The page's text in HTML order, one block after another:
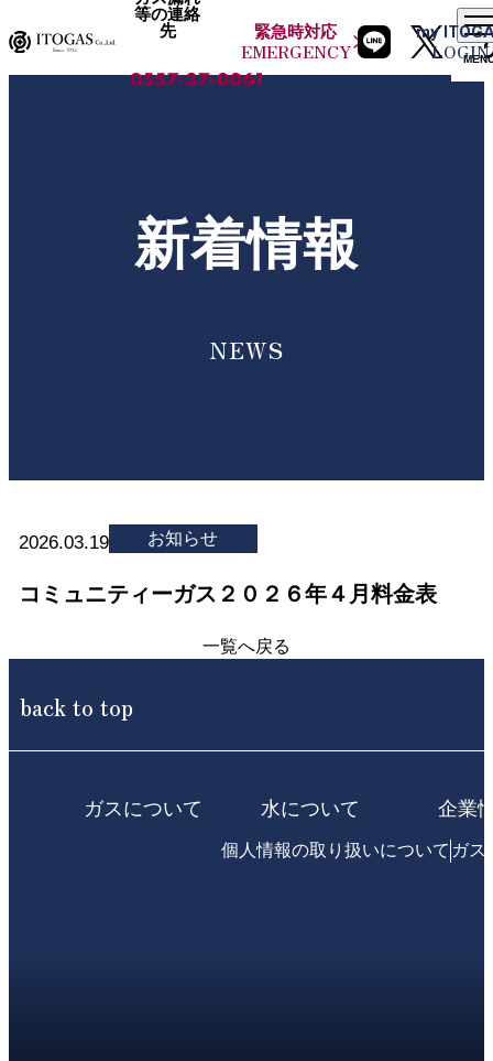
等の連絡
先
緊急時対応
EMERGENCY
my
LOGIN
新着情報
NEWS
2026.03.19 お知らせ
コミュニティーガス２０２６年４月料金表
一覧へ戻る
back to top
ガスについて 水について 企業
個人情報の取り扱いについて ガス